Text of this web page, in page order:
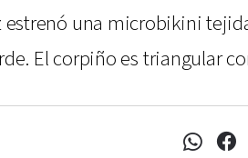
estrenó una microbikini
El corpiño es triangular